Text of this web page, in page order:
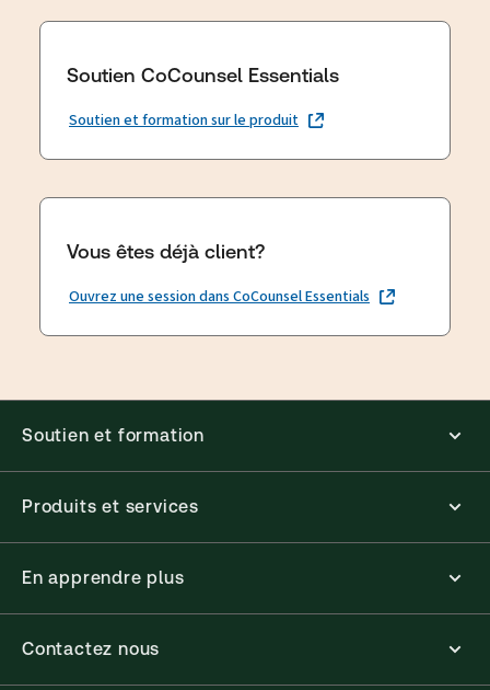
Soutien CoCounsel Essentials
Soutien et formation sur le produit
Vous êtes déjà client?
Ouvrez une session dans CoCounsel Essentials
Soutien et formation
Produits et services
En apprendre plus
Contactez nous